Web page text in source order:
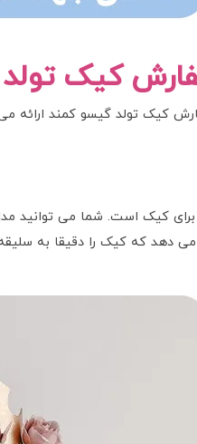
کیک
کیک تولد گیسو کمند ارائه
برای کیک است. شما می
می دهد که کیک را دقیقا به